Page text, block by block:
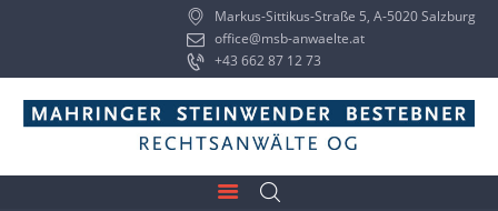
Markus-Sittikus-Straße 5, A-5020 Salzburg
office@msb-anwaelte.at
+43 662 87 12 73